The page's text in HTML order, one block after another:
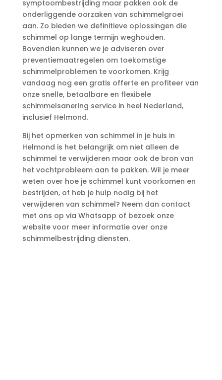
symptoombestrijding maar pakken ook de
onderliggende oorzaken van schimmelgroei
aan.​ Zo bieden we definitieve oplossingen die
schimmel op lange termijn weghouden.​
Bovendien kunnen we je adviseren over
preventiemaatregelen om toekomstige
schimmelproblemen te voorkomen.​ Krijg
vandaag nog een gratis offerte en profiteer van
onze snelle, betaalbare en flexibele
schimmelsanering service in heel Nederland,
inclusief Helmond.​
Bij het opmerken van schimmel in je huis in
Helmond is het belangrijk om niet alleen de
schimmel te verwijderen maar ook de bron van
het vochtprobleem aan te pakken.​ Wil je meer
weten over hoe je schimmel kunt voorkomen en
bestrijden, of heb je hulp nodig bij het
verwijderen van schimmel? Neem dan contact
met ons op via Whatsapp of bezoek onze
website voor meer informatie over onze
schimmelbestrijding diensten.​